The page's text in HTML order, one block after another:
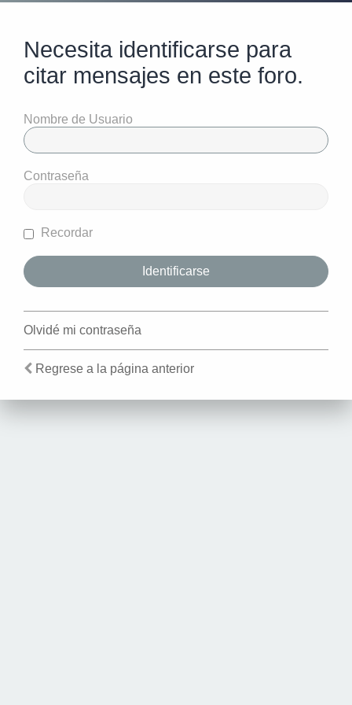
Necesita identificarse para
citar mensajes en este foro.
Nombre de Usuario
Contraseña
Recordar
Olvidé mi contraseña
Regrese a la página anterior